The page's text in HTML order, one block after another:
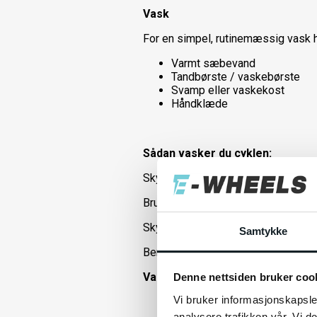
Samtykke
Denne nettsiden bruker
Vi bruker
Vask
For en simpel, rutinemæssig vask
Varmt sæbevand
Tandbørste / vaskebørste
Svamp eller vaskekost
Håndklæde
Sådan vasker du cyklen:
Skyl først med koldt vand for at
Brug varmt sæbevand og børste/
Skyl igen med koldt vand og tør
Bemærk: Brug aldrig
Vask så ofte som nødvendigt,